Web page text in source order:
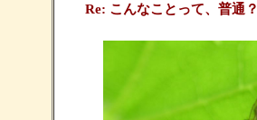
Re: こんなことって、普通？